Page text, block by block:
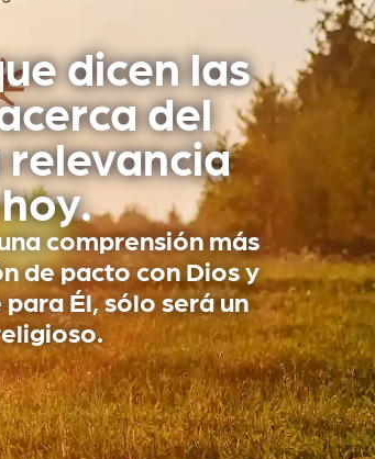
dicen las
del
relevancia
comprensión más
de pacto con Dios y
Él, sólo será un